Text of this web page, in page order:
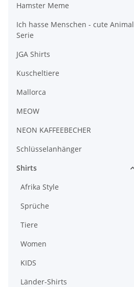
Hamster Meme
Ich hasse Menschen - cute Animal
Serie
JGA Shirts
Kuscheltiere
Mallorca
MEOW
NEON KAFFEEBECHER
Schlüsselanhänger
Shirts
Afrika Style
Sprüche
Tiere
Women
KIDS
Länder-Shirts